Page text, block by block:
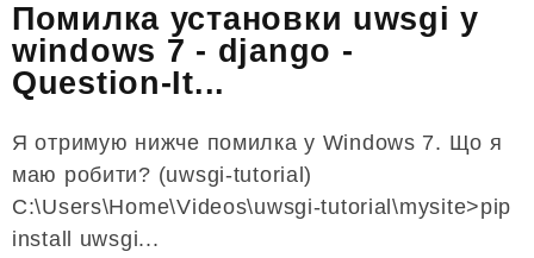
Помилка установки uwsgi у
windows 7 - django -
Question-It...
Я отримую нижче помилка у Windows 7. Що я
маю робити? (uwsgi-tutorial)
C:\Users\Home\Videos\uwsgi-tutorial\mysite>pip
install uwsgi...